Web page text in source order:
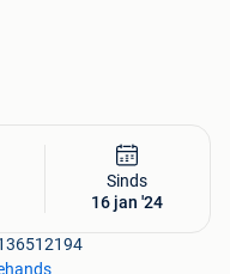
Sinds
16 jan '24